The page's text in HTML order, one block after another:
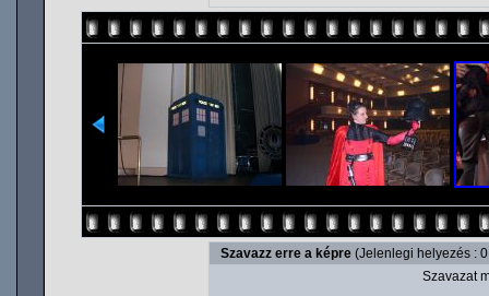
Szavazz erre a képre (Jelenlegi helyezés :
Szavazat